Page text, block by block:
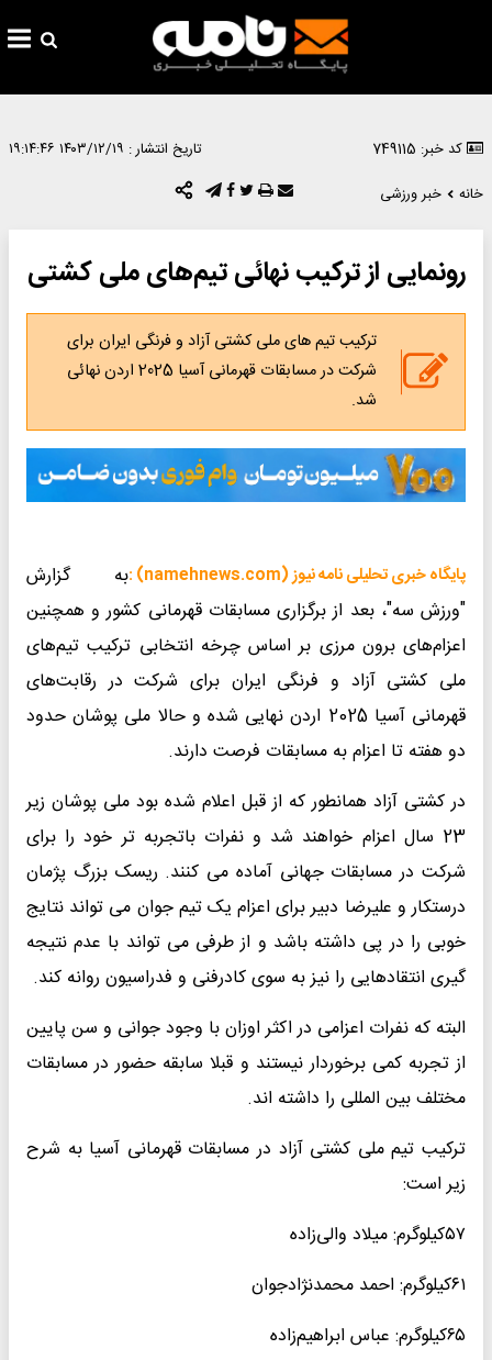
کد خبر: 749115 تاریخ انتشار : ۱۴۰۳/۱۲/۱۹ ۱۹:۱۴:۴۶
خانه
خبر ورزشی
رونمایی از ترکیب نهائی تیم‌های ملی کشتی
ترکیب تیم های ملی کشتی آزاد و فرنگی ایران برای
شرکت در مسابقات قهرمانی آسیا 2025 اردن نهائی
شد.
پایگاه خبری تحلیلی نامه نیوز (namehnews.com) :
به گزارش
"ورزش سه"، بعد از برگزاری مسابقات قهرمانی کشور و همچنین
اعزام‌های برون مرزی بر اساس چرخه انتخابی ترکیب تیم‌های
ملی کشتی آزاد و فرنگی ایران برای شرکت در رقابت‌های
قهرمانی آسیا 2025 اردن نهایی شده و حالا ملی پوشان حدود
دو هفته تا اعزام به مسابقات فرصت دارند.
در کشتی آزاد همانطور که از قبل اعلام شده بود ملی پوشان زیر
23 سال اعزام خواهند شد و نفرات باتجربه تر خود را برای
شرکت در مسابقات جهانی آماده می کنند. ریسک بزرگ پژمان
درستکار و علیرضا دبیر برای اعزام یک تیم جوان می تواند نتایج
خوبی را در پی داشته باشد و از طرفی می تواند با عدم نتیجه
گیری انتقادهایی را نیز به سوی کادرفنی و فدراسیون روانه کند.
البته که نفرات اعزامی در اکثر اوزان با وجود جوانی و سن پایین
از تجربه کمی برخوردار نیستند و قبلا سابقه حضور در مسابقات
مختلف بین المللی را داشته اند.
ترکیب تیم ملی کشتی آزاد در مسابقات قهرمانی آسیا به شرح
زیر است:
۵۷کیلوگرم: میلاد والی‌زاده
۶۱کیلوگرم: احمد محمدنژادجوان
۶۵کیلوگرم: عباس ابراهیم‌زاده